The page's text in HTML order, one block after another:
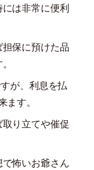
は非常に便利
保に預けた品
が、利息を払
す。
り立てや催促
怖いお爺さん